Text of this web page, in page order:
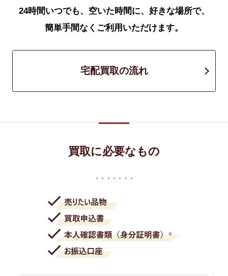
24時間いつでも、空いた時間に、好きな場所で、
簡単手間なくご利用いただけます。
宅配買取の流れ
買取に必要なもの